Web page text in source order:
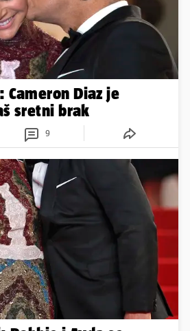
Cameron Diaz je
sretni brak
9